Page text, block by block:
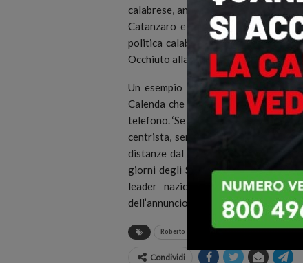
calabrese, anche alla luce del
Catanzaro e dei suoi eventuali
politica calabrese, i mal di pancia
Occhiuto alla guida della Cittadella
Un esempio lampante sono le
Calenda che non le ha mandate a
telefono. ‘Se fai il bullo finisce che ti
centrista, senza che i due
distanze dal loro leader nazionale.
giorni degli Stati generali del sud di
leader nazionale del partito
dell’annuncio che ha comunque
Roberto Occhiuto
Condividi